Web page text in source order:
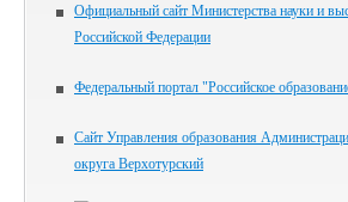
Официальный сайт Министерства науки и
Российской Федерации
Федеральный портал "Российское
Сайт Управления образования
округа Верхотурский